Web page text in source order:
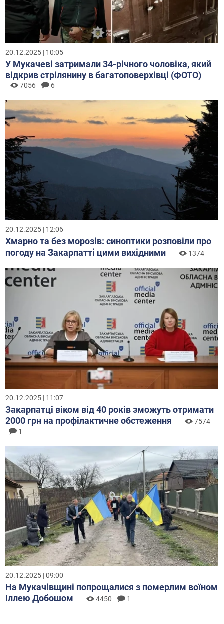
20.12.2025 | 10:05
У Мукачеві затримали 34-річного чоловіка, який
відкрив стрілянину в багатоповерхівці (ФОТО)
7056 6
20.12.2025 | 12:06
Хмарно та без морозів: синоптики розповіли про
погоду на Закарпатті цими вихідними
1374
20.12.2025 | 11:07
Закарпатці віком від 40 років зможуть отримати
2000 грн на профілактичне обстеження
7574
1
20.12.2025 | 09:00
На Мукачівщині попрощалися з померлим воїном
Іллею Добошом
4450 1